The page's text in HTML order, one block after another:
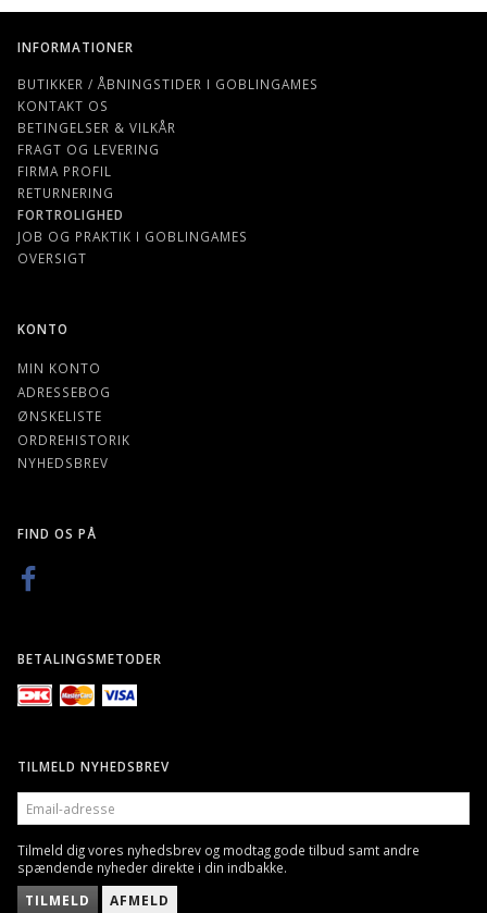
INFORMATIONER
BUTIKKER / ÅBNINGSTIDER I GOBLINGAMES
KONTAKT OS
BETINGELSER & VILKÅR
FRAGT OG LEVERING
FIRMA PROFIL
RETURNERING
FORTROLIGHED
JOB OG PRAKTIK I GOBLINGAMES
OVERSIGT
KONTO
MIN KONTO
ADRESSEBOG
ØNSKELISTE
ORDREHISTORIK
NYHEDSBREV
FIND OS PÅ
BETALINGSMETODER
TILMELD NYHEDSBREV
EMAIL-
ADRESSE
Tilmeld dig vores nyhedsbrev og modtag gode tilbud samt andre
spændende nyheder direkte i din indbakke.
TILMELD AFMELD